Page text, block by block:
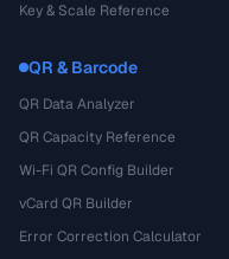
Key & Scale Reference
QR & Barcode
QR Data Analyzer
QR Capacity Reference
Wi-Fi QR Config Builder
vCard QR Builder
Error Correction Calculator